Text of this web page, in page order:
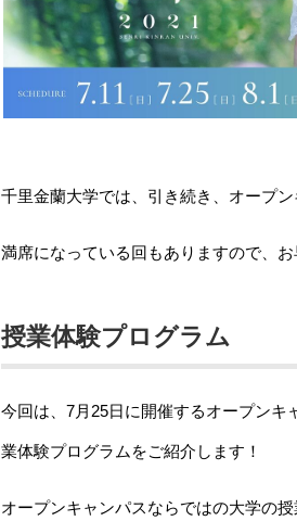
千里金蘭大学では、引き続き、オープ
満席になっている回もありますので、
授業体験プログラム
今回は、7月25日に開催するオープン
業体験プログラムをご紹介します！
オープンキャンパスならではの大学の